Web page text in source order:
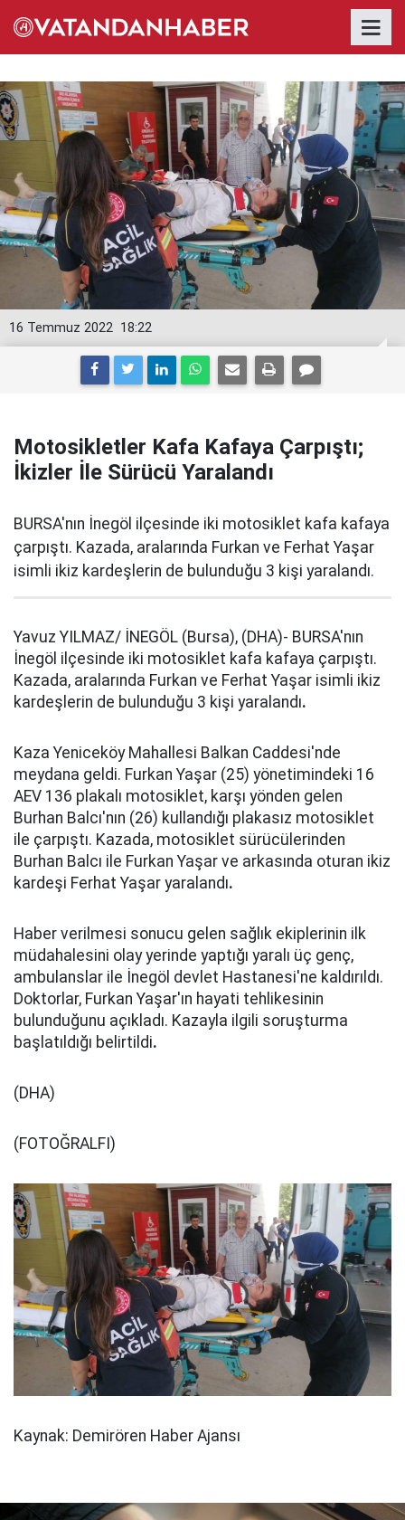
18:22
16 Temmuz 2022
Motosikletler Kafa Kafaya Çarpıştı;
İkizler İle Sürücü Yaralandı
BURSA'nın İnegöl ilçesinde iki motosiklet kafa kafaya
çarpıştı. Kazada, aralarında Furkan ve Ferhat Yaşar
isimli ikiz kardeşlerin de bulunduğu 3 kişi yaralandı.
Yavuz YILMAZ/ İNEGÖL (Bursa), (DHA)- BURSA'nın
İnegöl ilçesinde iki motosiklet kafa kafaya çarpıştı.
Kazada, aralarında Furkan ve Ferhat Yaşar isimli ikiz
kardeşlerin de bulunduğu 3 kişi yaralandı.
Kaza Yeniceköy Mahallesi Balkan Caddesi'nde
meydana geldi. Furkan Yaşar (25) yönetimindeki 16
AEV 136 plakalı motosiklet, karşı yönden gelen
Burhan Balcı'nın (26) kullandığı plakasız motosiklet
ile çarpıştı. Kazada, motosiklet sürücülerinden
Burhan Balcı ile Furkan Yaşar ve arkasında oturan ikiz
kardeşi Ferhat Yaşar yaralandı.
Haber verilmesi sonucu gelen sağlık ekiplerinin ilk
müdahalesini olay yerinde yaptığı yaralı üç genç,
ambulanslar ile İnegöl devlet Hastanesi'ne kaldırıldı.
Doktorlar, Furkan Yaşar'ın hayati tehlikesinin
bulunduğunu açıkladı. Kazayla ilgili soruşturma
başlatıldığı belirtildi.
(DHA)
(FOTOĞRALFI)
Kaynak: Demirören Haber Ajansı